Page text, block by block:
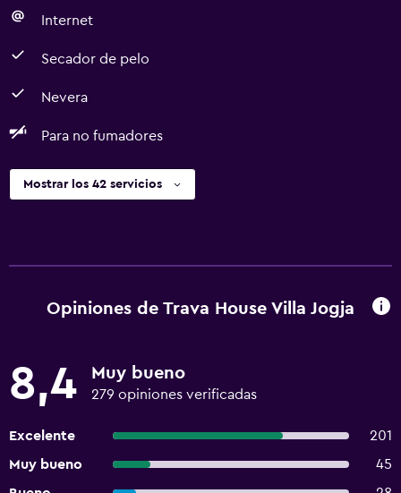
Internet
Secador de pelo
Nevera
Para no fumadores
Mostrar los 42 servicios
Opiniones de Trava House Villa Jogja
8,4 Muy bueno
279 opiniones verificadas
Excelente
201
Muy bueno
45